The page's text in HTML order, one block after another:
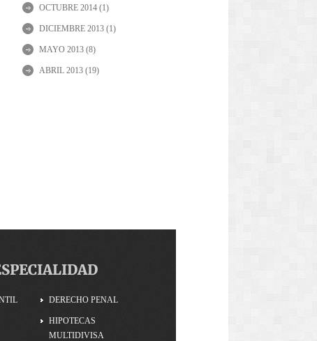
OCTUBRE 2014 (1)
DICIEMBRE 2013 (1)
MAYO 2013 (8)
ABRIL 2013 (19)
DERECHO PENAL
HIPOTECAS
MULTIDIVISA